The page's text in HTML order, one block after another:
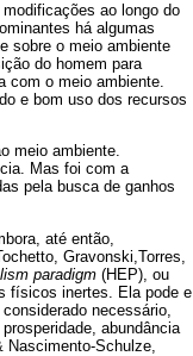
ao longo do
há algumas
sobre o meio ambiente
do homem para
com o meio ambiente.
e bom uso dos recursos
meio ambiente.
Mas foi com a
pela busca de ganhos
até então,
Gravonski,Torres,
paradigm (HEP), ou
físicos inertes. Ela pode e
necessário,
abundância
Schulze,